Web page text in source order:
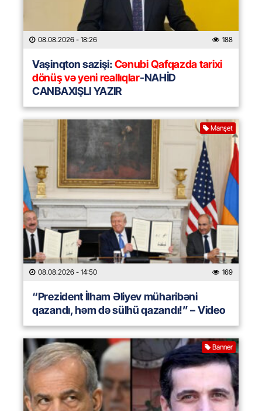
08.08.2026 - 18:26 188
Vaşinqton sazişi:Cənubi Qafqazda tarixi
dönüş və yeni reallıqlar-NAHİD
CANBAXIŞLI YAZIR
Manşet
08.08.2026 - 14:50 169
“Prezident İlham Əliyev müharibəni
qazandı, həm də sülhü qazandı!” – Video
Banner